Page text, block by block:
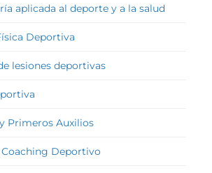
aplicada al deporte y a la salud
Deportiva
lesiones deportivas
Primeros Auxilios
Deportivo